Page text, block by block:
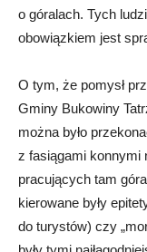
o góralach. Tych
obowiązkiem jest
O tym, że pomysł
Gminy Bukowiny
można było
z fasiągami konnymi
pracujących tam
kierowane były
do turystów) czy